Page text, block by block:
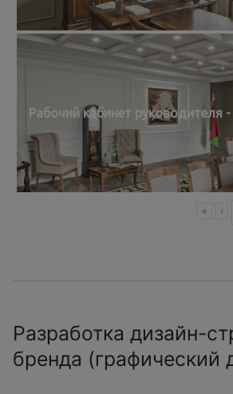
Рабочий кабинет руководителя -
« ‹
Разработка дизайн-
бренда (графический